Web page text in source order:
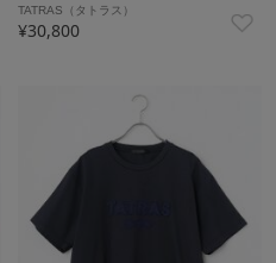
TATRAS（タトラス）
¥30,800